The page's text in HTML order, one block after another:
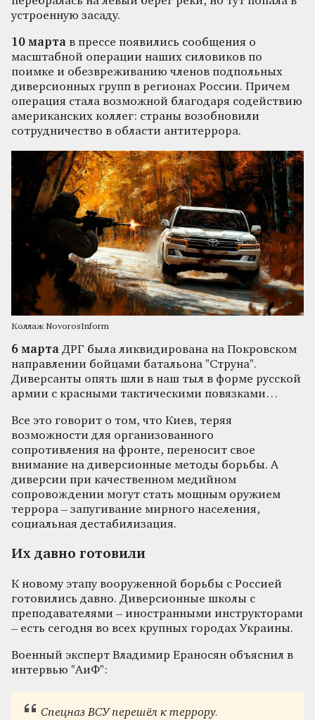
устроенную засаду.
10 марта в прессе появились сообщения о
масштабной операции наших силовиков по
поимке и обезвреживанию членов подпольных
диверсионных групп в регионах России. Причем
операция стала возможной благодаря содействию
американских коллег: страны возобновили
сотрудничество в области антитеррора.
Коллаж NovorosInform
6 марта ДРГ была ликвидирована на Покровском
направлении бойцами батальона "Струна".
Диверсанты опять шли в наш тыл в форме русской
армии с красными тактическими повязками…
Все это говорит о том, что Киев, теряя
возможности для организованного
сопротивления на фронте, переносит свое
внимание на диверсионные методы борьбы. А
диверсии при качественном медийном
сопровождении могут стать мощным оружием
террора – запугивание мирного населения,
социальная дестабилизация.
Их давно готовили
К новому этапу вооруженной борьбы с Россией
готовились давно. Диверсионные школы с
преподавателями – иностранными инструкторами
– есть сегодня во всех крупных городах Украины.
Военный эксперт Владимир Ераносян объяснил в
интервью "АиФ":
Спецназ ВСУ перешёл к террору.